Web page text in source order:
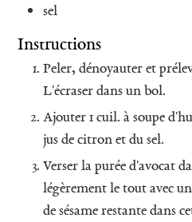
sel
Instructions
Peler, dénoyauter et prélever la chair des avocats.
L'écraser dans un bol.
Ajouter 1 cuil. à soupe d'huile de sésame, un filet de
jus de citron et du sel.
Verser la purée d'avocat dans un bol. Creuser
légèrement le tout avec
de sésame restante dans